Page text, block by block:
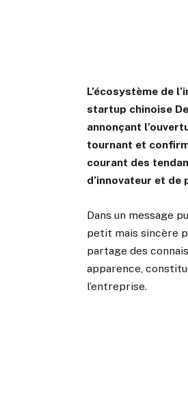
L’écosystème de
startup chinoise
annonçant
tournant et
courant des
d’innovateur et de
Dans un message
petit mais sincère
partage des
apparence,
l’entreprise.